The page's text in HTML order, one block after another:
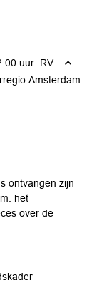
uur: RV
Amsterdam
ontvangen zijn
het
over de